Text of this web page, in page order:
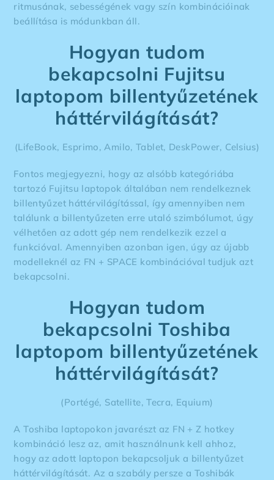
ritmusának, sebességének vagy szín kombinációinak
beállítása is módunkban áll.
Hogyan tudom
bekapcsolni Fujitsu
laptopom billentyűzetének
háttérvilágítását?
(LifeBook, Esprimo, Amilo, Tablet, DeskPower, Celsius)
Fontos megjegyezni, hogy az alsóbb kategóriába
tartozó Fujitsu laptopok általában nem rendelkeznek
billentyűzet háttérvilágítással, így amennyiben nem
találunk a billentyűzeten erre utaló szimbólumot, úgy
vélhetően az adott gép nem rendelkezik ezzel a
funkcióval. Amennyiben azonban igen, úgy az újabb
modelleknél az FN + SPACE kombinációval tudjuk azt
bekapcsolni.
Hogyan tudom
bekapcsolni Toshiba
laptopom billentyűzetének
háttérvilágítását?
(Portégé, Satellite, Tecra, Equium)
A Toshiba laptopokon javarészt az FN + Z hotkey
kombináció lesz az, amit használnunk kell ahhoz,
hogy az adott laptopon bekapcsoljuk a billentyűzet
háttérvilágítását. Az a szabály persze a Toshibák